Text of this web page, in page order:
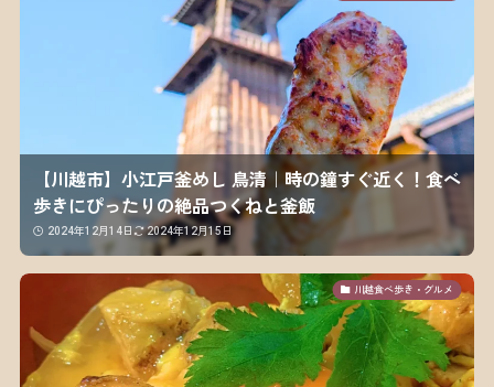
【川越市】小江戸釜めし 鳥清｜時の鐘すぐ近く！食べ
歩きにぴったりの絶品つくねと釜飯
2024年12月14日 2024年12月15日
川越食べ歩き・グルメ